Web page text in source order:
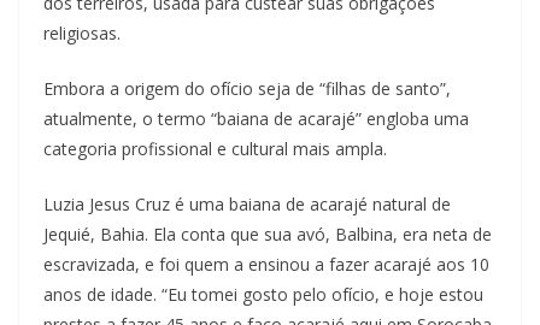
religiosas.
Embora a origem do ofício seja de “filhas de santo”,
atualmente, o termo “baiana de acarajé” engloba uma
categoria profissional e cultural mais ampla.
Luzia Jesus Cruz é uma baiana de acarajé natural de
Jequié, Bahia. Ela conta que sua avó, Balbina, era neta de
escravizada, e foi quem a ensinou a fazer acarajé aos 10
anos de idade. “Eu tomei gosto pelo ofício, e hoje estou